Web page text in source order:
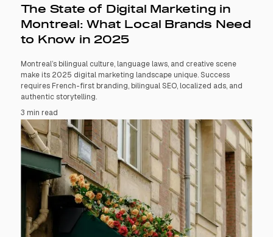
The State of Digital Marketing in
Montreal: What Local Brands Need
to Know in 2025
Montreal’s bilingual culture, language laws, and creative scene
make its 2025 digital marketing landscape unique. Success
requires French-first branding, bilingual SEO, localized ads, and
authentic storytelling.
3 min read